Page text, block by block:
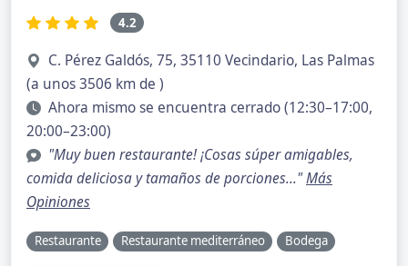
4.2
C. Pérez Galdós, 75, 35110 Vecindario, Las Palmas
(a unos 3506 km de )
Ahora mismo se encuentra cerrado (12:30–17:00,
20:00–23:00)
"Muy buen restaurante! ¡Cosas súper amigables,
comida deliciosa y tamaños de porciones..."Más
Opiniones
Restaurante Restaurante mediterráneo Bodega